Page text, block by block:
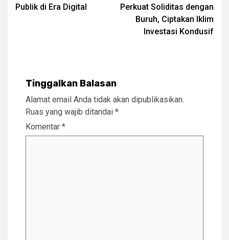
Publik di Era Digital
Perkuat Soliditas dengan
Buruh, Ciptakan Iklim
Investasi Kondusif
Tinggalkan Balasan
Alamat email Anda tidak akan dipublikasikan.
Ruas yang wajib ditandai *
Komentar *